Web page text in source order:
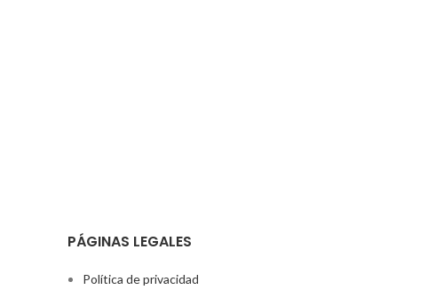
PÁGINAS LEGALES
Política de privacidad